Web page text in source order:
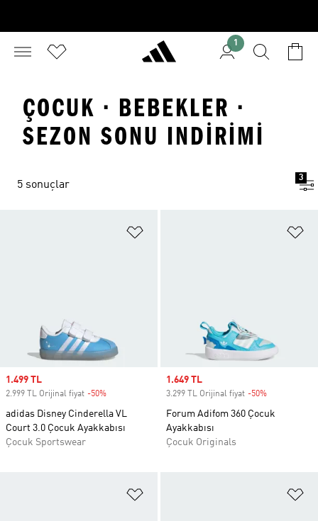
1
ÇOCUK · BEBEKLER ·
SEZON SONU INDIRIMI
5 sonuçlar
3
Sale price
1.499 TL
2.999 TL Orijinal fiyat -50%
adidas Disney Cinderella VL
Court 3.0 Çocuk Ayakkabısı
Çocuk Sportswear
Sale price
1.649 TL
3.299 TL Orijinal fiyat -50%
Forum Adifom 360 Çocuk
Ayakkabısı
Çocuk Originals